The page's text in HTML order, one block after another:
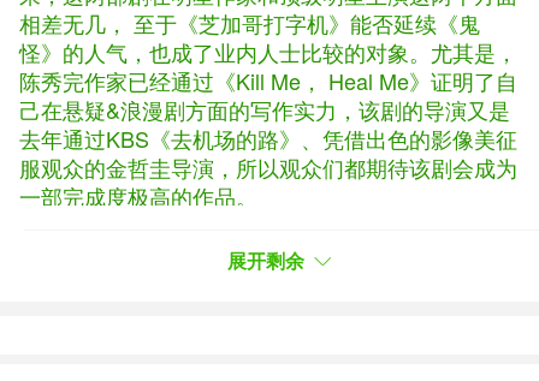
相差无几， 至于《芝加哥打字机》能否延续《鬼
怪》的人气，也成了业内人士比较的对象。尤其是，
陈秀完作家已经通过《Kill Me， Heal Me》证明了自
己在悬疑&浪漫剧方面的写作实力，该剧的导演又是
去年通过KBS《去机场的路》、凭借出色的影像美征
服观众的金哲圭导演，所以观众们都期待该剧会成为
一部完成度极高的作品。
계의 눈빛을 보내는 관계자들도 있다. 이유인즉 역시
展开剩余